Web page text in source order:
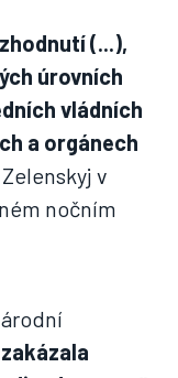
(...),
úrovních
vládních
a orgánech
v
nočním
zakázala